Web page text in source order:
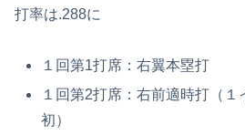
打率は.288に
１回第1打席：右翼本塁打
１回第2打席：右前適時打（
初）